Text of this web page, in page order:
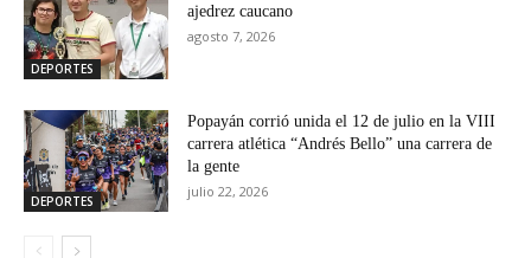
DEPORTES
ajedrez caucano
agosto 7, 2026
DEPORTES
Popayán corrió unida el 12 de julio en la VIII
carrera atlética “Andrés Bello” una carrera de
la gente
julio 22, 2026